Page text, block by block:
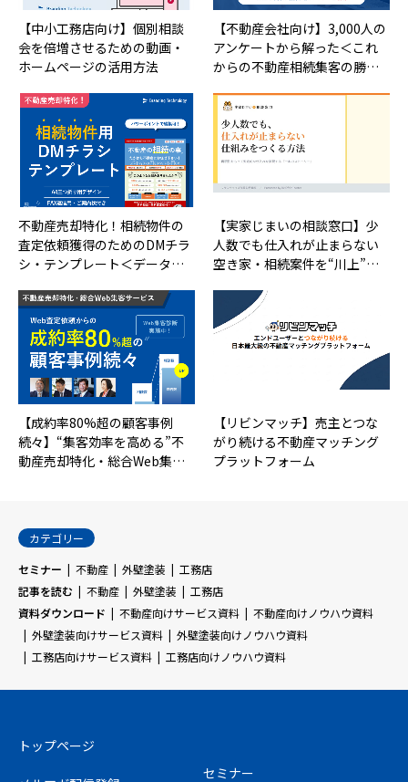
【中小工務店向け】個別相談
会を倍増させるための動画・
ホームページの活用方法
【不動産会社向け】3,000人の
アンケートから解った＜これ
からの不動産相続集客の勝…
不動産売却特化！相続物件の
査定依頼獲得のためのDMチラ
シ・テンプレート＜データ…
【実家じまいの相談窓口】少
人数でも仕入れが止まらない
空き家・相続案件を“川上”…
【成約率80%超の顧客事例
続々】“集客効率を高める”不
動産売却特化・総合Web集…
【リビンマッチ】売主とつな
がり続ける不動産マッチング
プラットフォーム
カテゴリー
セミナー
不動産 外壁塗装
工務店
記事を読む
不動産 外壁塗装
工務店
資料ダウンロード
不動産向けサービス資料
不動産向けノウハウ資料
外壁塗装向けサービス資料
外壁塗装向けノウハウ資料
工務店向けサービス資料
工務店向けノウハウ資料
トップページ
セミナー